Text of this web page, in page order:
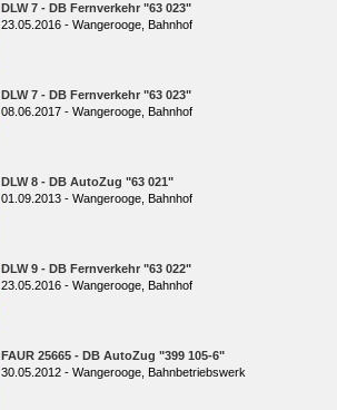
DLW 7 - DB Fernverkehr "63 023"
23.05.2016 - Wangerooge, Bahnhof
DLW 7 - DB Fernverkehr "63 023"
08.06.2017 - Wangerooge, Bahnhof
DLW 8 - DB AutoZug "63 021"
01.09.2013 - Wangerooge, Bahnhof
DLW 9 - DB Fernverkehr "63 022"
23.05.2016 - Wangerooge, Bahnhof
FAUR 25665 - DB AutoZug "399 105-6"
30.05.2012 - Wangerooge, Bahnbetriebswerk